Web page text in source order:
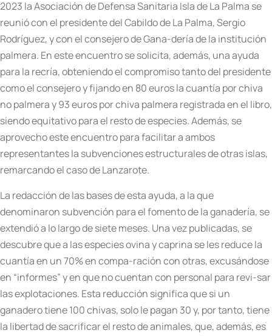
2023 la Asociación de Defensa Sanitaria Isla de La Palma se
reunió con el presidente del Cabildo de La Palma, Sergio
Rodríguez, y con el consejero de Gana-dería de la institución
palmera. En este encuentro se solicita, además, una ayuda
para la recría, obteniendo el compromiso tanto del presidente
como el consejero y fijando en 80 euros la cuantía por chiva
no palmera y 93 euros por chiva palmera registrada en el libro,
siendo equitativo para el resto de especies. Además, se
aprovecho este encuentro para facilitar a ambos
representantes la subvenciones estructurales de otras islas,
remarcando el caso de Lanzarote.
La redacción de las bases de esta ayuda, a la que
denominaron subvención para el fomento de la ganadería, se
extendió a lo largo de siete meses. Una vez publicadas, se
descubre que a las especies ovina y caprina se les reduce la
cuantía en un 70% en compa-ración con otras, excusándose
en “informes” y en que no cuentan con personal para revi-sar
las explotaciones. Esta reducción significa que si un
ganadero tiene 100 chivas, solo le pagan 30 y, por tanto, tiene
la libertad de sacrificar el resto de animales, que, además, es